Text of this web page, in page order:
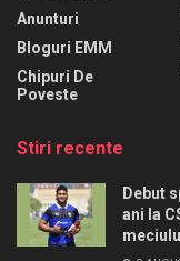
Anunturi
Bloguri EMM
Chipuri De
Poveste
Stiri recente
Debut
ani la